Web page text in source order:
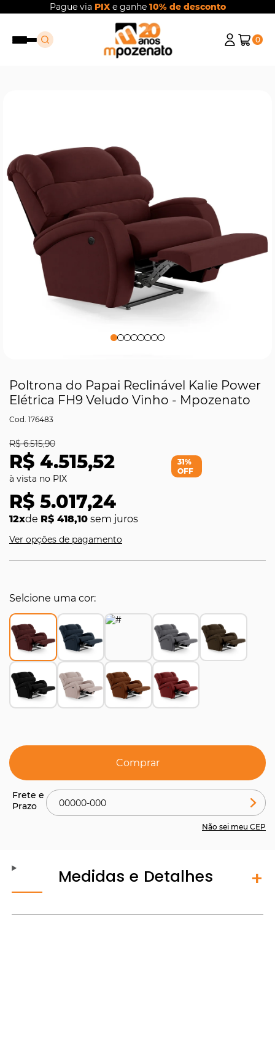
Pague via PIXe ganhe 10% de desconto
0
Poltrona do Papai Reclinável Kalie Power
Elétrica FH9 Veludo Vinho - Mpozenato
176483
R$ 4.515,52
R$ 6.515,90
R$ 5.017,24
12xde R$ 418,10 sem juros
31%
OFF
Ver opções de pagamento
Selcione uma cor
Comprar
Não sei meu CEP
Medidas e Detalhes